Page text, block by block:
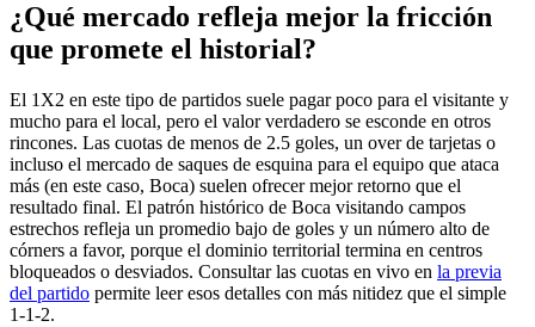
¿Qué mercado refleja mejor la fricción
que promete el historial?
El 1X2 en este tipo de partidos suele pagar poco para el visitante y
mucho para el local, pero el valor verdadero se esconde en otros
rincones. Las cuotas de menos de 2.5 goles, un over de tarjetas o
incluso el mercado de saques de esquina para el equipo que ataca
más (en este caso, Boca) suelen ofrecer mejor retorno que el
resultado final. El patrón histórico de Boca visitando campos
estrechos refleja un promedio bajo de goles y un número alto de
córners a favor, porque el dominio territorial termina en centros
bloqueados o desviados. Consultar las cuotas en vivo en la previa
del partido permite leer esos detalles con más nitidez que el simple
1-1-2.